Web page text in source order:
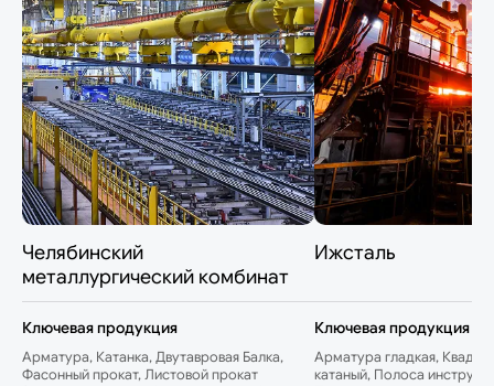
Челябинский
металлургический комбинат
Ключевая продукция
Арматура, Катанка, Двутавровая Балка,
Фасонный прокат, Листовой прокат
Ижсталь
Ключевая продукция
Арматура гладкая,
катаный, Полоса